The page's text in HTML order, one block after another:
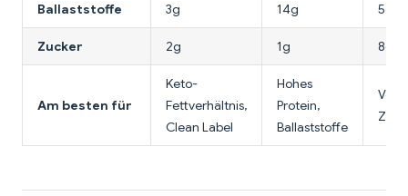
Ballaststoffe 3g 14g 5g
Zucker 2g 1g 8g
Am besten für
Keto-
Fettverhältnis,
Clean Label
Hohes
Protein,
Ballaststoffe